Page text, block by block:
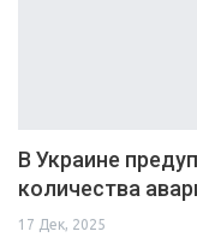
В Украине
количества
17 Дек, 2025